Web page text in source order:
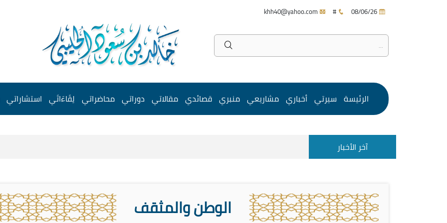
#
الرئيسة سيرتي أخباري مشاريعي منبري قصائدي مقالاتي دوراتي محاضراتي لِقَاءَاتَي استشاراتي
آخر الأخبار
الوطن والمثقف